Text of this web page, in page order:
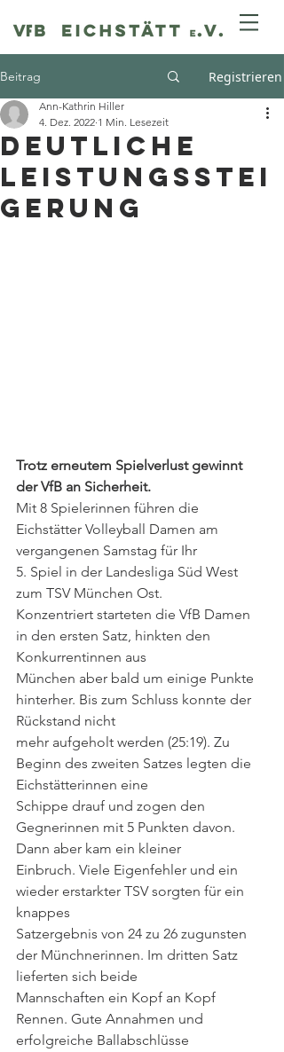
Beitrag Registrieren
Deutliche
Leistungsstei
gerung
Ann-Kathrin Hiller
4. Dez. 2022 1 Min. Lesezeit
Trotz erneutem Spielverlust gewinnt
der VfB an Sicherheit.
Mit 8 Spielerinnen führen die
Eichstätter Volleyball Damen am
vergangenen Samstag für Ihr
5. Spiel in der Landesliga Süd West
zum TSV München Ost.
Konzentriert starteten die VfB Damen
in den ersten Satz, hinkten den
Konkurrentinnen aus
München aber bald um einige Punkte
hinterher. Bis zum Schluss konnte der
Rückstand nicht
mehr aufgeholt werden (25:19). Zu
Beginn des zweiten Satzes legten die
Eichstätterinnen eine
Schippe drauf und zogen den
Gegnerinnen mit 5 Punkten davon.
Dann aber kam ein kleiner
Einbruch. Viele Eigenfehler und ein
wieder erstarkter TSV sorgten für ein
knappes
Satzergebnis von 24 zu 26 zugunsten
der Münchnerinnen. Im dritten Satz
lieferten sich beide
Mannschaften ein Kopf an Kopf
Rennen. Gute Annahmen und
erfolgreiche Ballabschlüsse